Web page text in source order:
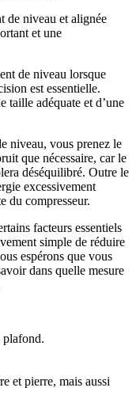
de niveau et alignée
et une
de niveau lorsque
est essentielle.
taille adéquate et d’une
niveau, vous prenez le
que nécessaire, car le
déséquilibré. Outre le
excessivement
du compresseur.
facteurs essentiels
simple de réduire
espérons que vous
dans quelle mesure
plafond.
et pierre, mais aussi